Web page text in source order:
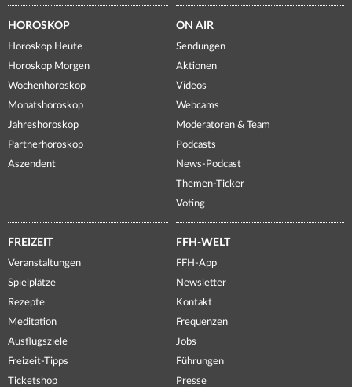
HOROSKOP
Horoskop Heute
Horoskop Morgen
Wochenhoroskop
Monatshoroskop
Jahreshoroskop
Partnerhoroskop
Aszendent
ON AIR
Sendungen
Aktionen
Videos
Webcams
Moderatoren & Team
Podcasts
News-Podcast
Themen-Ticker
Voting
FREIZEIT
Veranstaltungen
Spielplätze
Rezepte
Meditation
Ausflugsziele
Freizeit-Tipps
Ticketshop
FFH-WELT
FFH-App
Newsletter
Kontakt
Frequenzen
Jobs
Führungen
Presse